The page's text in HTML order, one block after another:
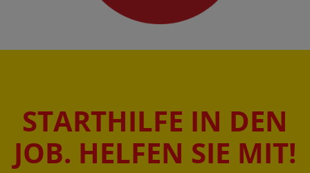
STARTHILFE IN DEN
JOB. HELFEN SIE MIT!